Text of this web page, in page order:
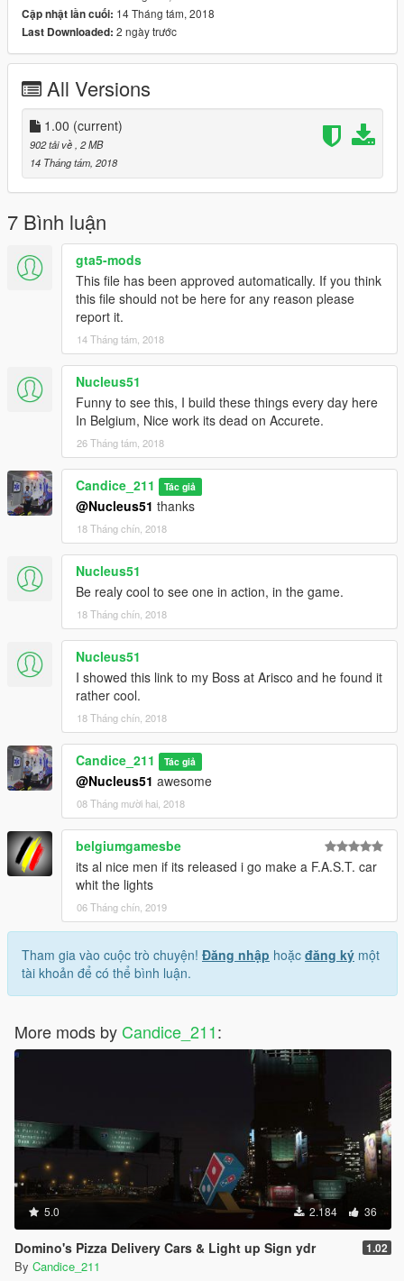
Cập nhật lần cuối: 14 Tháng tám, 2018
Last Downloaded: 2 ngày trước
All Versions
1.00 (current)
902 tải về , 2 MB
14 Tháng tám, 2018
7 Bình luận
gta5-mods
This file has been approved automatically. If you think
this file should not be here for any reason please
report it.
14 Tháng tám, 2018
Nucleus51
Funny to see this, I build these things every day here
In Belgium, Nice work its dead on Accurete.
26 Tháng tám, 2018
Candice_211 Tác giả
@Nucleus51 thanks
18 Tháng chín, 2018
Nucleus51
Be realy cool to see one in action, in the game.
18 Tháng chín, 2018
Nucleus51
I showed this link to my Boss at Arisco and he found it
rather cool.
18 Tháng chín, 2018
Candice_211 Tác giả
@Nucleus51 awesome
08 Tháng mười hai, 2018
belgiumgamesbe
its al nice men if its released i go make a F.A.S.T. car
whit the lights
06 Tháng chín, 2019
Tham gia vào cuộc trò chuyện! Đăng nhập hoặc đăng ký một
tài khoản để có thể bình luận.
More mods by Candice_211:
5.0 2.184 36
Domino's Pizza Delivery Cars & Light up Sign ydr 1.02
By Candice_211